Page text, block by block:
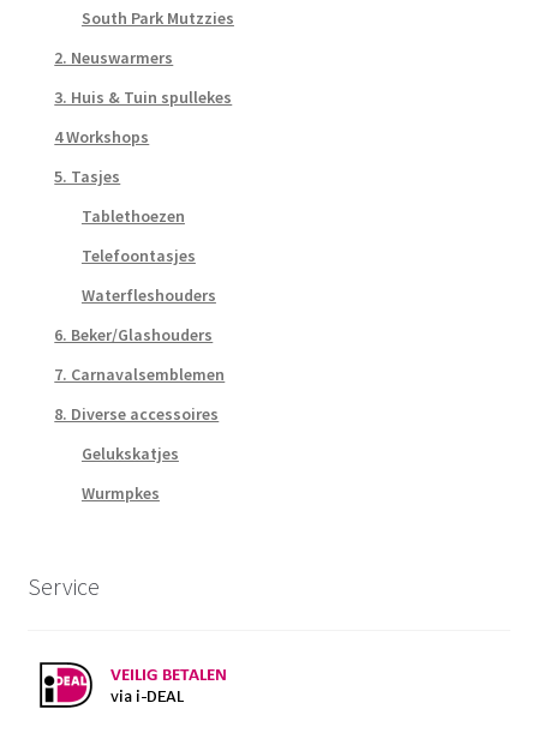
South Park Mutzzies
2. Neuswarmers
3. Huis & Tuin spullekes
4 Workshops
5. Tasjes
Tablethoezen
Telefoontasjes
Waterfleshouders
6. Beker/Glashouders
7. Carnavalsemblemen
8. Diverse accessoires
Gelukskatjes
Wurmpkes
Service